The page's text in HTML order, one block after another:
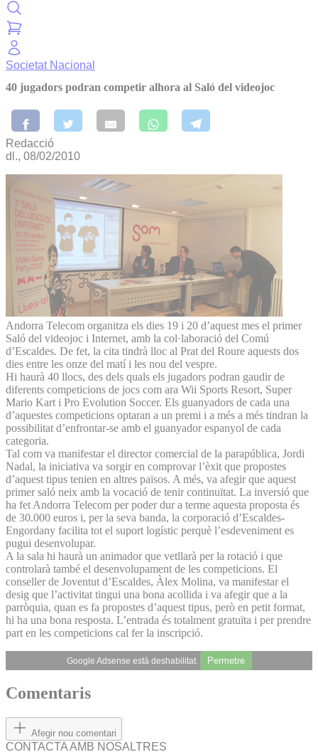
Societat Nacional
40 jugadors podran competir alhora al Saló del videojoc
Redacció
dl., 08/02/2010
Andorra Telecom organitza els dies 19 i 20 d’aquest mes el primer
Saló del videojoc i Internet, amb la col·laboració del Comú
d’Escaldes. De fet, la cita tindrà lloc al Prat del Roure aquests dos
dies entre les onze del matí i les nou del vespre.
Hi haurà 40 llocs, des dels quals els jugadors podran gaudir de
diferents competicions de jocs com ara Wii Sports Resort, Super
Mario Kart i Pro Evolution Soccer. Els guanyadors de cada una
d’aquestes competicions optaran a un premi i a més a més tindran la
possibilitat d’enfrontar-se amb el guanyador espanyol de cada
categoria.
Tal com va manifestar el director comercial de la parapública, Jordi
Nadal, la iniciativa va sorgir en comprovar l’èxit que propostes
d’aquest tipus tenien en altres països. A més, va afegir que aquest
primer saló neix amb la vocació de tenir continuïtat. La inversió que
ha fet Andorra Telecom per poder dur a terme aquesta proposta és
de 30.000 euros i, per la seva banda, la corporació d’Escaldes-
Engordany facilita tot el suport logístic perquè l’esdeveniment es
pugui des­envolupar.
A la sala hi haurà un animador que vetllarà per la rotació i que
controlarà també el des­envolupament de les competicions. El
conseller de Joventut d’Escaldes, Àlex Molina, va manifestar el
desig que l’activitat tingui una bona acollida i va afegir que a la
parròquia, quan es fa propostes d’aquest tipus, però en petit format,
hi ha una bona resposta. L’entrada és totalment gratuïta i per prendre
part en les competicions cal fer la inscripció.
Google Adsense està deshabilitat. Permetre
Comentaris
Afegir nou comentari
CONTACTA AMB NOSALTRES